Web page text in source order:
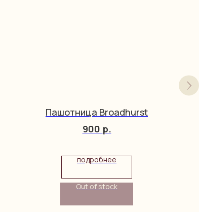
Пашотница Broadhurst
900 р.
подробнее
Out of stock